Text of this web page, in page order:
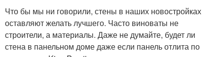
Что бы мы ни говорили, стены в наших новостройках
оставляют желать лучшего. Часто виноваты не
строители, а материалы. Даже не думайте, будет ли
стена в панельном доме даже если панель отлита по